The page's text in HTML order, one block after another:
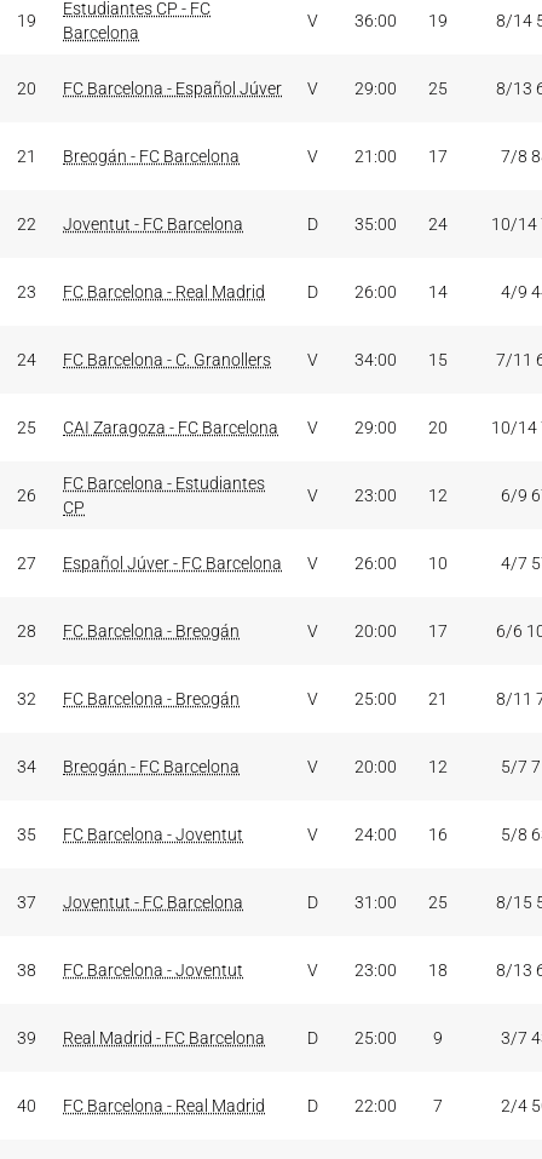
19
Estudiantes CP - FC
Barcelona
V 36:00 19 8/14
20 FC Barcelona - Español Júver V 29:00 25 8/13
21 Breogán - FC Barcelona V 21:00 17 7/8
22 Joventut - FC Barcelona D 35:00 24 10/14
23 FC Barcelona - Real Madrid D 26:00 14 4/9
24 FC Barcelona - C. Granollers V 34:00 15 7/11
25 CAI Zaragoza - FC Barcelona V 29:00 20 10/14
26
FC Barcelona - Estudiantes
CP
V 23:00 12 6/9
27 Español Júver - FC Barcelona V 26:00 10 4/7
28 FC Barcelona - Breogán V 20:00 17 6/6
32 FC Barcelona - Breogán V 25:00 21 8/11
34 Breogán - FC Barcelona V 20:00 12 5/7
35 FC Barcelona - Joventut V 24:00 16 5/8
37 Joventut - FC Barcelona D 31:00 25 8/15
38 FC Barcelona - Joventut V 23:00 18 8/13
39 Real Madrid - FC Barcelona D 25:00 9 3/7
40 FC Barcelona - Real Madrid D 22:00 7 2/4